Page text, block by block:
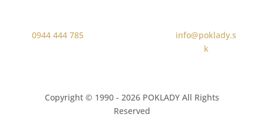
0944 444 785
info@poklady.s
k
Copyright © 1990 - 2026 POKLADY All Rights
Reserved